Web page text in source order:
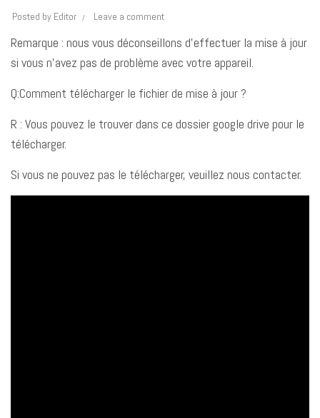
Posted by Editor Leave a comment
Remarque : nous vous déconseillons d’effectuer la mise à jour
si vous n’avez pas de problème avec votre appareil.
Q:Comment télécharger le fichier de mise à jour ?
R : Vous pouvez le trouver dans ce dossier google drive pour le
télécharger.
Si vous ne pouvez pas le télécharger, veuillez nous contacter.